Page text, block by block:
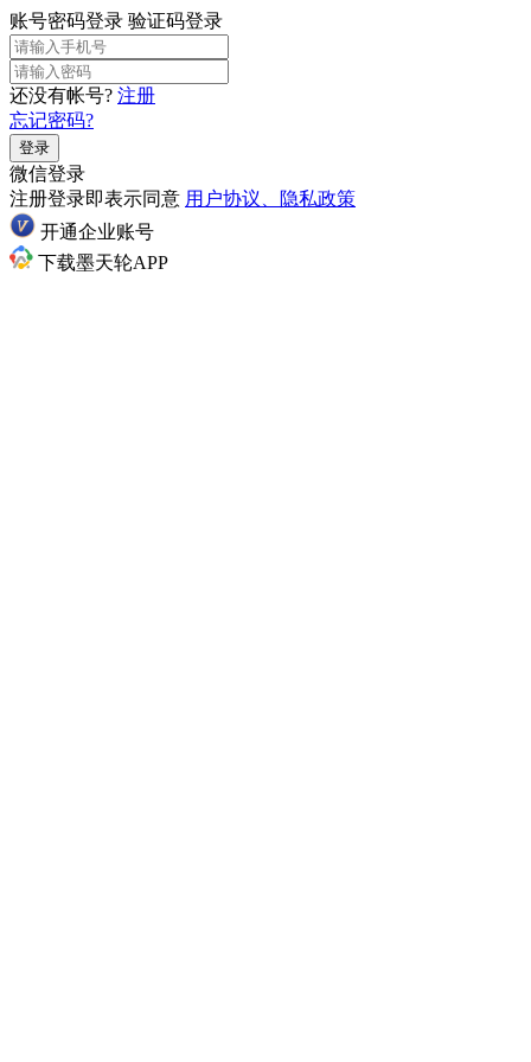
账号密码登录 验证码登录
还没有帐号? 注册
忘记密码?
登录
微信登录
注册登录即表示同意 用户协议、隐私政策
开通企业账号
下载墨天轮APP